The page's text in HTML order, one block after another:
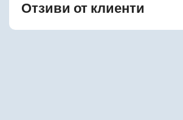
Отзиви от клиенти